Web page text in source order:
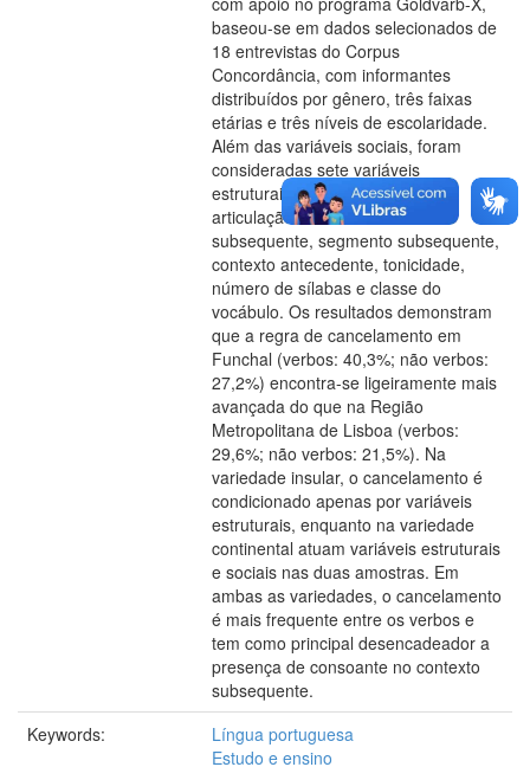
baseou-se em dados selecionados de
18 entrevistas do Corpus
Concordância, com informantes
distribuídos por gênero, três faixas
etárias e três níveis de escolaridade.
Além das variáveis sociais, foram
consideradas sete variáveis
estruturais: modo e ponto de
articulação da consoante
subsequente, segmento subsequente,
contexto antecedente, tonicidade,
número de sílabas e classe do
vocábulo. Os resultados demonstram
que a regra de cancelamento em
Funchal (verbos: 40,3%; não verbos:
27,2%) encontra-se ligeiramente mais
avançada do que na Região
Metropolitana de Lisboa (verbos:
29,6%; não verbos: 21,5%). Na
variedade insular, o cancelamento é
condicionado apenas por variáveis
estruturais, enquanto na variedade
continental atuam variáveis estruturais
e sociais nas duas amostras. Em
ambas as variedades, o cancelamento
é mais frequente entre os verbos e
tem como principal desencadeador a
presença de consoante no contexto
subsequente.
Keywords:
Língua portuguesa
Estudo e ensino